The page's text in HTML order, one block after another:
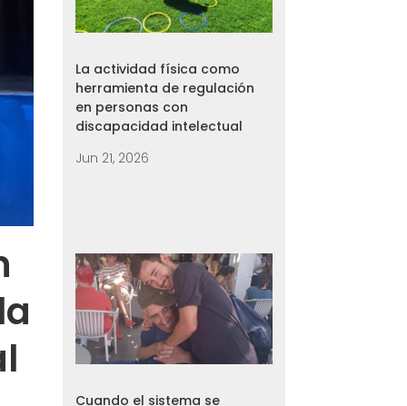
La actividad física como
herramienta de regulación
en personas con
discapacidad intelectual
Jun 21, 2026
Cuando el sistema se